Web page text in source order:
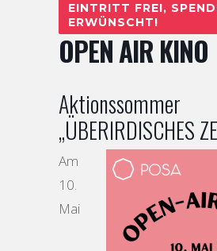
EINTRITT FREI,
ERWÜNSCHT!
OPEN AIR KINO
Aktionssommer
„ÜBERIRDISCHES
Am
10.
Mai